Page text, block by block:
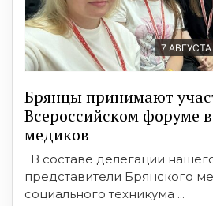
7 АВГУСТА
Брянцы принимают
Всероссийском форуме
медиков
В составе делегации
представители Брянского
социального техникума ...